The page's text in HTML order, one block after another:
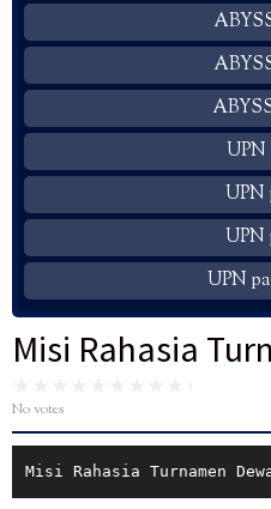
UPN
UPN
UPN
UPN
Misi Rahasia
No votes
Misi Rahasia Turnamen